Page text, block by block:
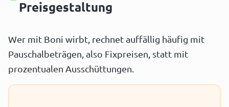
Preisgestaltung
Wer mit Boni wirbt, rechnet auffällig häufig mit
Pauschalbeträgen, also Fixpreisen, statt mit
prozentualen Ausschüttungen.